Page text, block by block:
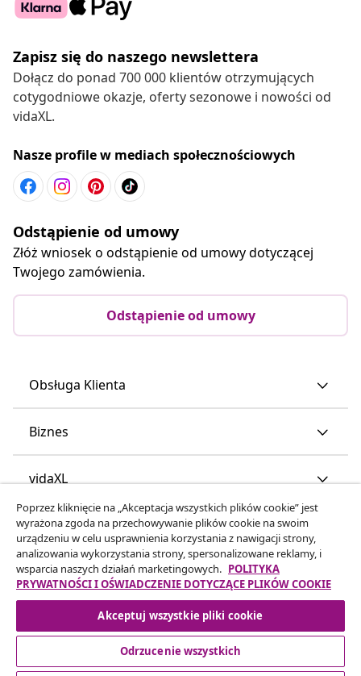
Zapisz się do naszego newslettera
Dołącz do ponad 700 000 klientów otrzymujących
cotygodniowe okazje, oferty sezonowe i nowości od
vidaXL.
Nasze profile w mediach społecznościowych
Odstąpienie od umowy
Złóż wniosek o odstąpienie od umowy dotyczącej
Twojego zamówienia.
Odstąpienie od umowy
Obsługa Klienta
Biznes
vidaXL
Odkryj więcej
© 2008-2026 vidaXL www.vidaxl.pl jest sklepem internetowym
firmy vidaXL Marketplace Europe B.V
Poprzez kliknięcie na „Akceptacja wszystkich plików cookie” jest
wyrażona zgoda na przechowywanie plików cookie na swoim
urządzeniu w celu usprawnienia korzystania z nawigacji strony,
analizowania wykorzystania strony, spersonalizowane reklamy, i
wsparcia naszych działań marketingowych. POLITYKA
PRYWATNOŚCI I OŚWIADCZENIE DOTYCZĄCE PLIKÓW COOKIE
Akceptuj wszystkie pliki cookie
Odrzucenie wszystkich